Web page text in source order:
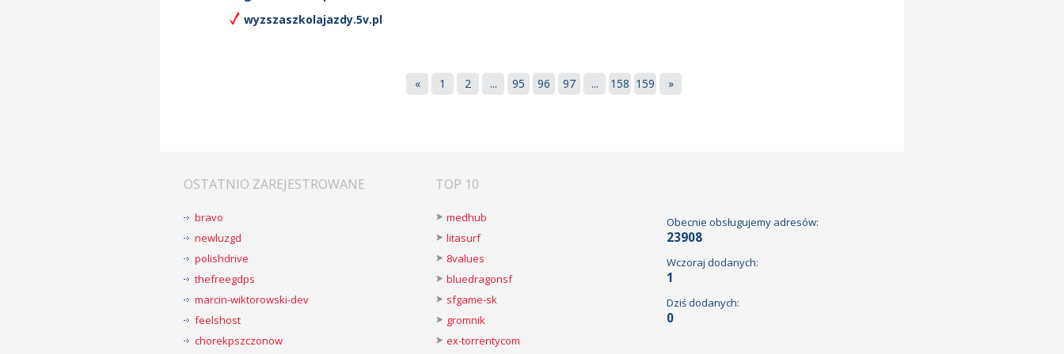
wyzszaszkolajazdy.5v.pl
« 1 2 ... 95 96 97 ... 158 159 »
OSTATNIO ZAREJESTROWANE
bravo
newluzgd
polishdrive
thefreegdps
marcin-wiktorowski-dev
feelshost
chorekpszczonow
TOP 10
medhub
litasurf
8values
bluedragonsf
sfgame-sk
gromnik
ex-torrentycom
Obecnie obsługujemy adresów:
23908
Wczoraj dodanych:
1
Dziś dodanych:
0